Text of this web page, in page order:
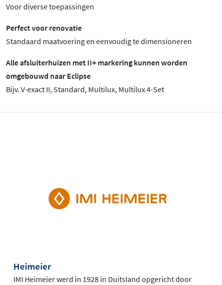
Voor diverse toepassingen
Perfect voor renovatie
Standaard maatvoering en eenvoudig te dimensioneren
Alle afsluiterhuizen met II+ markering kunnen worden
omgebouwd naar Eclipse
Bijv. V-exact II, Standard, Multilux, Multilux 4-Set
Heimeier
IMI Heimeier werd in 1928 in Duitsland opgericht door